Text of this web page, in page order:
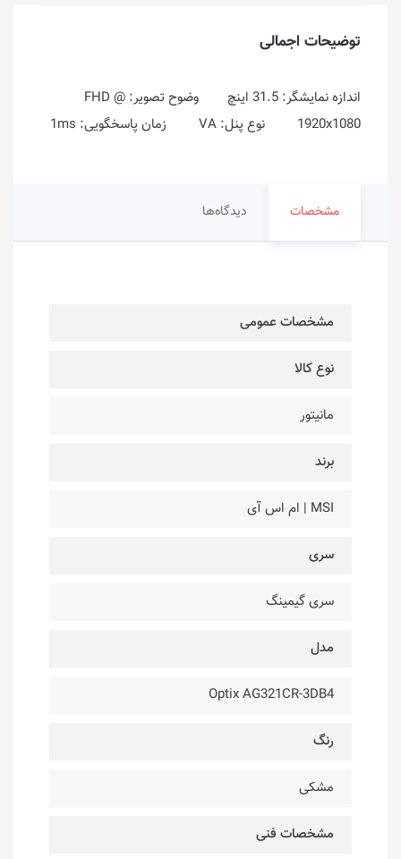
توضیحات اجمالی
اندازه نمایشگر: 31.5 اینچ وضوح تصویر: FHD @
1920x1080 نوع پنل: VA زمان پاسخگویی: 1ms
مشخصات دیدگاه‌ها
مشخصات عمومی
نوع کالا
مانیتور
برند
MSI | ام اس آی
سری
سری گیمینگ
مدل
Optix AG321CR-3DB4
رنگ
مشکی
مشخصات فنی